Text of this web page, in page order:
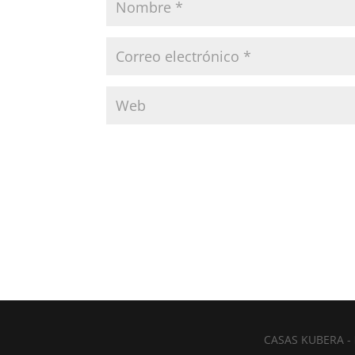
CASAS KUBERA